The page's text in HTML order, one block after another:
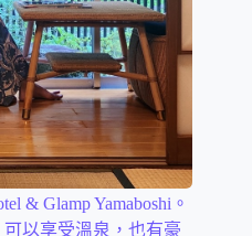
& Glamp Yamaboshi。
以享受溫泉，也有豪